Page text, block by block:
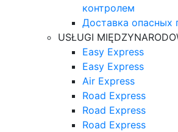
контролем
Доставка опасных
USŁUGI
Easy Express
Easy Express
Air Express
Road Express
Road Express
Road Express